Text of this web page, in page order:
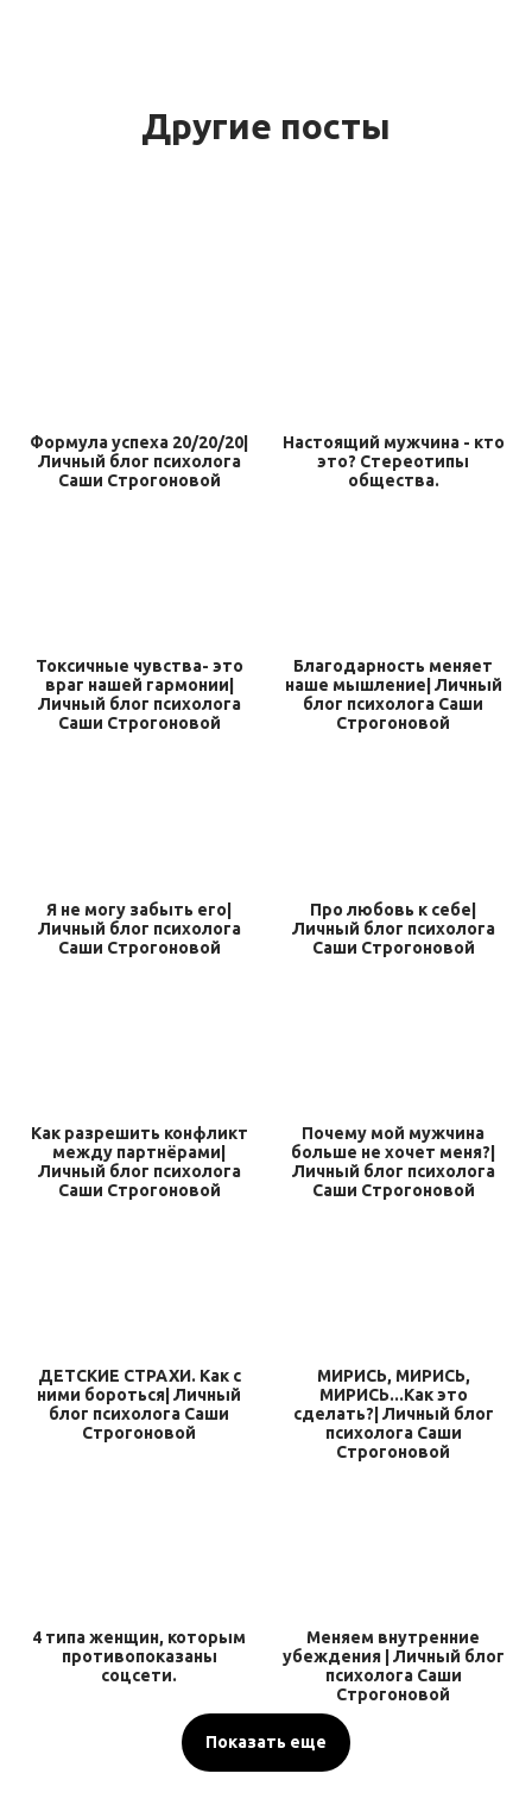
Другие посты
Формула успеха 20/20/20|
Личный блог психолога
Саши Строгоновой
Настоящий мужчина - кто
это? Стереотипы
общества.
Токсичные чувства- это
враг нашей гармонии|
Личный блог психолога
Саши Строгоновой
Благодарность меняет
наше мышление| Личный
блог психолога Саши
Строгоновой
Я не могу забыть его|
Личный блог психолога
Саши Строгоновой
Про любовь к себе|
Личный блог психолога
Саши Строгоновой
Как разрешить конфликт
между партнёрами|
Личный блог психолога
Саши Строгоновой
Почему мой мужчина
больше не хочет меня?|
Личный блог психолога
Саши Строгоновой
ДЕТСКИЕ СТРАХИ. Как с
ними бороться| Личный
блог психолога Саши
Строгоновой
МИРИСЬ, МИРИСЬ,
МИРИСЬ...Как это
сделать?| Личный блог
психолога Саши
Строгоновой
4 типа женщин, которым
противопоказаны
соцсети.
Меняем внутренние
убеждения | Личный блог
психолога Саши
Строгоновой
Показать еще